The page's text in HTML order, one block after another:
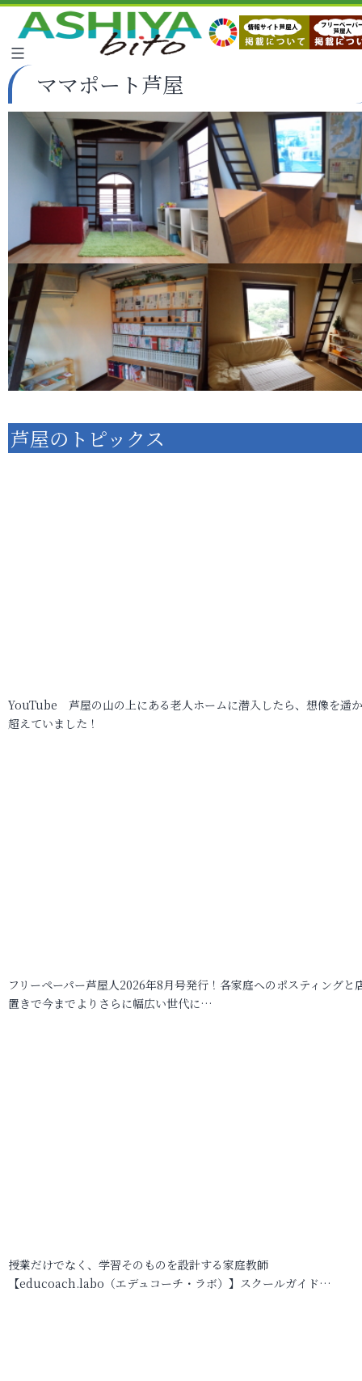
ママポート芦屋
芦屋のトピックス
YouTube 芦屋の山の上にある老人ホームに潜入したら、想像を遥
超えていました！
フリーペーパー芦屋人2026年8月号発行！各家庭へのポスティングと
置きで今までよりさらに幅広い世代に…
授業だけでなく、学習そのものを設計する家庭教師
【educoach.labo（エデュコーチ・ラボ）】スクールガイド…